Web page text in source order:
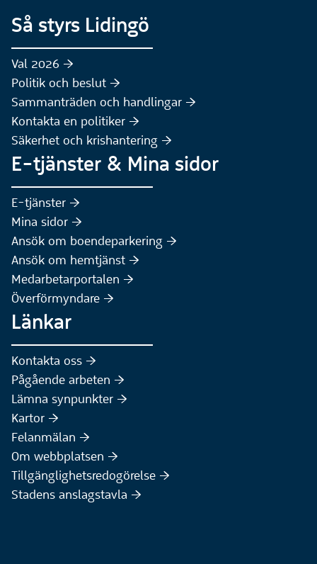
Så styrs Lidingö
Val 2026 :höger:
Politik och beslut :höger:
Sammanträden och handlingar :höger:
Kontakta en politiker :höger:
Säkerhet och krishantering :höger:
E-tjänster & Mina sidor
E-tjänster :höger:
Mina sidor :höger:
Ansök om boendeparkering :höger:
Ansök om hemtjänst :höger:
Medarbetarportalen :höger:
Överförmyndare :höger:
Länkar
Kontakta oss :höger:
Pågående arbeten :höger:
Lämna synpunkter :höger:
Kartor :höger:
Felanmälan :höger:
Om webbplatsen :höger:
Tillgänglighetsredogörelse :höger:
Stadens anslagstavla :höger: